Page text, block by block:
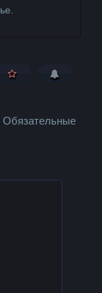
Обязательные